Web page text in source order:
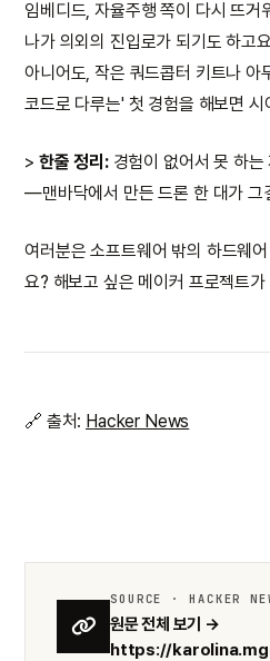
임베디드, 자율주행 쪽이 다시 뜨거
나가 의외의 진입로가 되기도 하고
아니어도, 작은 쿼드콥터 키트나 아
코드로 다루는' 첫 경험을 해보면
> 한줄 정리:경험이 없어서 못 하는
—맨바닥에서 만든 드론 한 대가 그
여러분은 소프트웨어 밖의 하드웨
요? 해보고 싶은 메이커 프로젝트
🔗 출처: Hacker News
SOURCE · HACKER
원문 전체 보기 →
https://